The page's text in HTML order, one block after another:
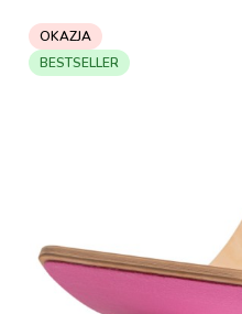
OKAZJA
BESTSELLER